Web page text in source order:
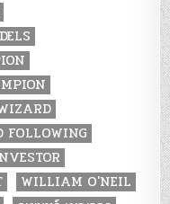
FOLLOWING
WILLIAM O'NEIL